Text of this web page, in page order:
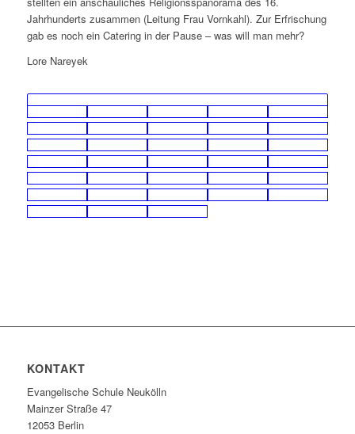
Jahrhunderts zusammen (Leitung Frau Vornkahl). Zur Erfrischung
gab es noch ein Catering in der Pause – was will man mehr?
Lore Nareyek
KONTAKT
Evangelische Schule Neukölln
Mainzer Straße 47
12053 Berlin